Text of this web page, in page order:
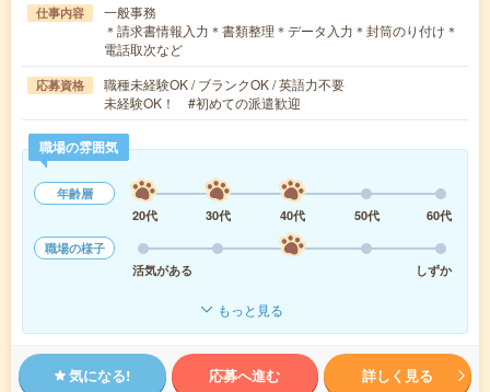
仕事内容
一般事務
＊請求書情報入力＊書類整理＊データ入力＊封筒のり付け＊
電話取次など
応募資格
職種未経験OK / ブランクOK / 英語力不要
未経験OK！ #初めての派遣歓迎
職場の雰囲気
年齢層
20代
30代 40代 50代
60代
職場の様子
活気がある
しずか
もっと見る
気になる! 応募へ進む 詳しく見る